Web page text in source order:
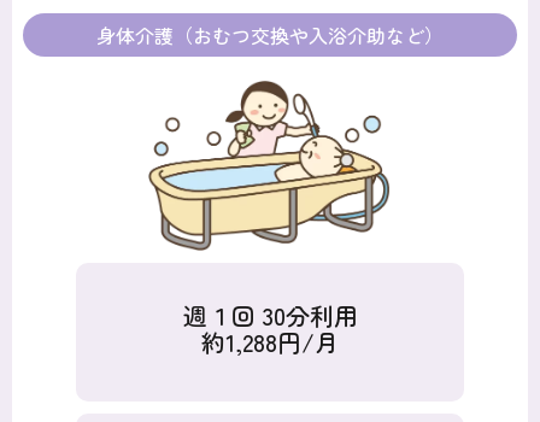
身体介護（おむつ交換や入浴介助など）
週１回 30分利用
約1,288円/月